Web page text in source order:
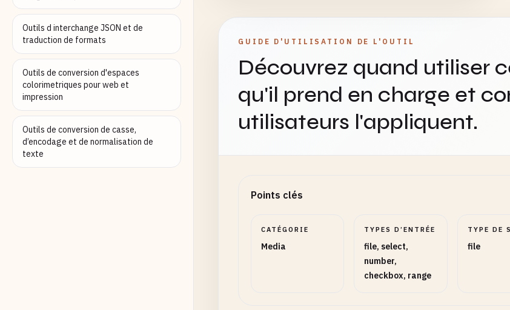
Outils d interchange JSON et de
traduction de formats
Outils de conversion d'espaces
colorimetriques pour web et
impression
Outils de conversion de casse,
d’encodage et de normalisation de
texte
(Optionnelle)
Définir pour utiliser cette hauteur au lieu du facteur d'échelle
Interpolation SELECT OPTIONNEL
GUIDE D'UTILISATION DE L'OUTIL
Découvrez quand utiliser
qu'il prend en charge et
utilisateurs l'appliquent.
Points clés
CATÉGORIE
Media
TYPES D’ENTRÉE
file, select,
number,
checkbox, range
TYPE DE
file